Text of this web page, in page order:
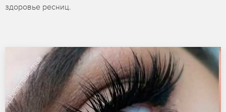
здоровье ресниц.